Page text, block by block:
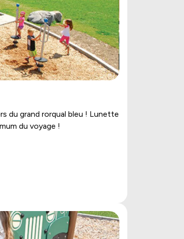
du grand rorqual bleu ! Lunette
du voyage !